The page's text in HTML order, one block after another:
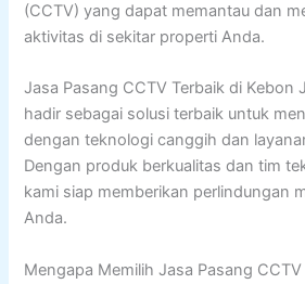
(CCTV) yang dapat memantau dan
aktivitas di sekitar properti Anda.
Jasa Pasang CCTV Terbaik di Kebon
hadir sebagai solusi terbaik untuk
dengan teknologi canggih dan
Dengan produk berkualitas dan tim
kami siap memberikan perlindungan
Anda.
Mengapa Memilih Jasa Pasang